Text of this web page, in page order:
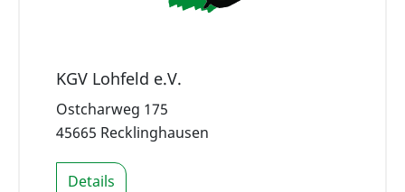
KGV Lohfeld e.V.
Ostcharweg 175
45665 Recklinghausen
Details